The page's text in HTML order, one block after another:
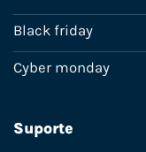
Black friday
Cyber monday
Suporte